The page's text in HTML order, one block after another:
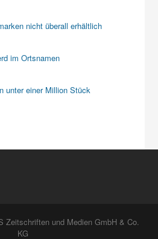
nicht überall erhältlich
im Ortsnamen
unter einer Million Stück
Zeitschriften und Medien GmbH & Co.
KG